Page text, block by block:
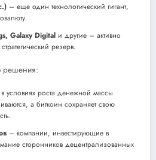
– еще один технологический гигант,
Galaxy Digital и другие – активно
резерв.
решения:
условиях роста денежной массы
а биткоин сохраняет свою
– компании, инвестирующие в
сторонников децентрализованных